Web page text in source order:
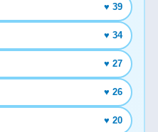
♥ 39
♥ 34
♥ 27
♥ 26
♥ 20